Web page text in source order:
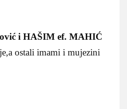
i HAŠIM ef. MAHIĆ
ostali imami i mujezini